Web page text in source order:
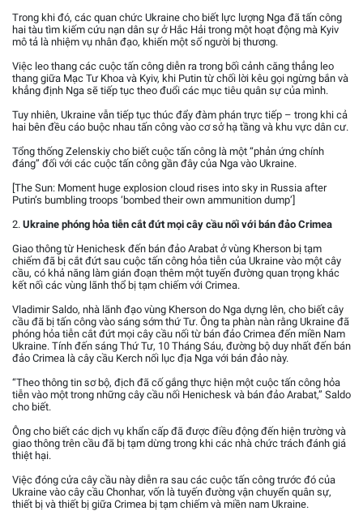
Trong khi đó, các quan chức Ukraine cho biết lực lượng Nga đã tấn công
hai tàu tìm kiếm cứu nạn dân sự ở Hắc Hải trong một hoạt động mà Kyiv
mô tả là nhiệm vụ nhân đạo, khiến một số người bị thương.
Việc leo thang các cuộc tấn công diễn ra trong bối cảnh căng thẳng leo
thang giữa Mạc Tư Khoa và Kyiv, khi Putin từ chối lời kêu gọi ngừng bắn và
khẳng định Nga sẽ tiếp tục theo đuổi các mục tiêu quân sự của mình.
Tuy nhiên, Ukraine vẫn tiếp tục thúc đẩy đàm phán trực tiếp – trong khi cả
hai bên đều cáo buộc nhau tấn công vào cơ sở hạ tầng và khu vực dân cư.
Tổng thống Zelenskiy cho biết cuộc tấn công là một “phản ứng chính
đáng” đối với các cuộc tấn công gần đây của Nga vào Ukraine.
[The Sun: Moment huge explosion cloud rises into sky in Russia after
Putin’s bumbling troops ‘bombed their own ammunition dump’]
2. Ukraine phóng hỏa tiễn cắt đứt mọi cây cầu nối với bán đảo Crimea
Giao thông từ Henichesk đến bán đảo Arabat ở vùng Kherson bị tạm
chiếm đã bị cắt đứt sau cuộc tấn công hỏa tiễn của Ukraine vào một cây
cầu, có khả năng làm gián đoạn thêm một tuyến đường quan trọng khác
kết nối các vùng lãnh thổ bị tạm chiếm với Crimea.
Vladimir Saldo, nhà lãnh đạo vùng Kherson do Nga dựng lên, cho biết cây
cầu đã bị tấn công vào sáng sớm thứ Tư. Ông ta phàn nàn rằng Ukraine đã
phóng hỏa tiễn cắt đứt mọi cây cầu nối từ bán đảo Crimea đến miền Nam
Ukraine. Tính đến sáng Thứ Tư, 10 Tháng Sáu, đường bộ duy nhất đến bán
đảo Crimea là cây cầu Kerch nối lục địa Nga với bán đảo này.
“Theo thông tin sơ bộ, địch đã cố gắng thực hiện một cuộc tấn công hỏa
tiễn vào một trong những cây cầu nối Henichesk và bán đảo Arabat,” Saldo
cho biết.
Ông cho biết các dịch vụ khẩn cấp đã được điều động đến hiện trường và
giao thông trên cầu đã bị tạm dừng trong khi các nhà chức trách đánh giá
thiệt hại.
Việc đóng cửa cây cầu này diễn ra sau các cuộc tấn công trước đó của
Ukraine vào cây cầu Chonhar, vốn là tuyến đường vận chuyển quân sự,
thiết bị và thiết bị giữa Crimea bị tạm chiếm và miền nam Ukraine.